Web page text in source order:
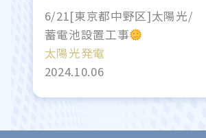
6/21[東京都中野区]太陽光/
蓄電池設置工事
太陽光発電
2024.10.06